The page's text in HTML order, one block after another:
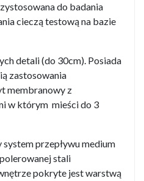
do badania
cieczą testową na bazie
detali (do 30cm). Posiada
zastosowania
membranowy z
w którym mieści do 3
przepływu medium
stali
pokryte jest warstwą